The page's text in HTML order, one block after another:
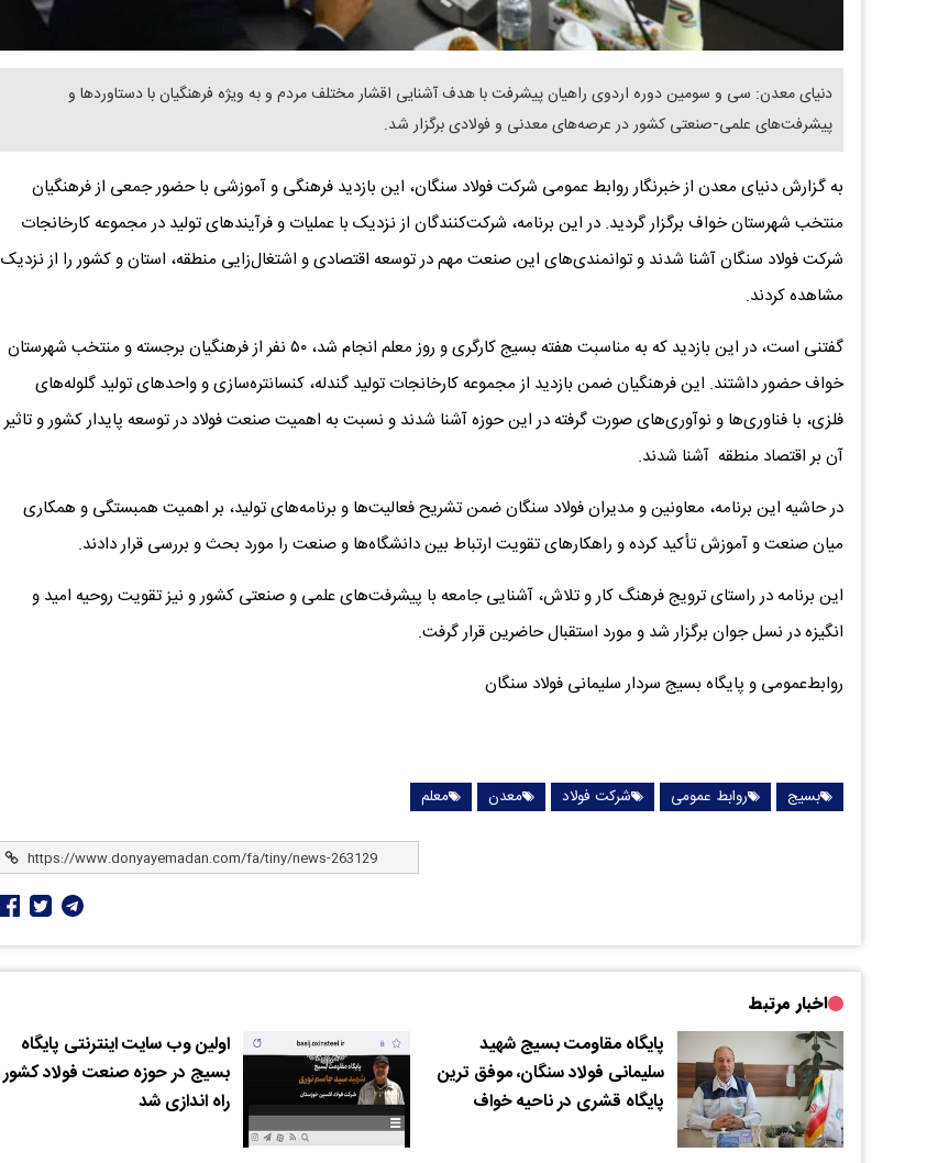
دنیای معدن: سی و سومین دوره اردوی راهیان پیشرفت با هدف آشنایی اقشار مختلف مردم و به ویژه فرهنگیان با دستاوردها و
پیشرفت‌های علمی-صنعتی کشور در عرصه‌های معدنی و فولادی برگزار شد.
به گزارش دنیای معدن از خبرنگار روابط عمومی شرکت فولاد سنگان، این بازدید فرهنگی و آموزشی با حضور جمعی از فرهنگیان
منتخب شهرستان خواف برگزار گردید. در این برنامه، شرکت‌کنندگان از نزدیک با عملیات و فرآیندهای تولید در مجموعه کارخانجات
شرکت فولاد سنگان آشنا شدند و توانمندی‌های این صنعت مهم در توسعه اقتصادی و اشتغال‌زایی منطقه، استان و کشور را از نزدیک
مشاهده کردند.
گفتنی است، در این بازدید که به مناسبت هفته بسیج کارگری و روز معلم انجام شد، ۵۰ نفر از فرهنگیان برجسته و منتخب شهرستان
خواف حضور داشتند. این فرهنگیان ضمن بازدید از مجموعه کارخانجات تولید گندله، کنسانتره‌سازی و واحدهای تولید گلوله‌های
فلزی، با فناوری‌ها و نوآوری‌های صورت گرفته در این حوزه‌ آشنا شدند و نسبت به اهمیت صنعت فولاد در توسعه پایدار کشور و تاثیر
آن بر اقتصاد منطقه آشنا شدند.
در حاشیه این برنامه، معاونین و مدیران فولاد سنگان ضمن تشریح فعالیت‌ها و برنامه‌های تولید، بر اهمیت همبستگی و همکاری
میان صنعت و آموزش تأکید کرده و راهکارهای تقویت ارتباط بین دانشگاه‌ها و صنعت را مورد بحث و بررسی قرار دادند.
این برنامه در راستای ترویج فرهنگ کار و تلاش، آشنایی جامعه با پیشرفت‌های علمی و صنعتی کشور و نیز تقویت روحیه امید و
انگیزه در نسل جوان برگزار شد و مورد استقبال حاضرین قرار گرفت.
روابط‌عمومی و پایگاه بسیج سردار سلیمانی فولاد سنگان
بسیج روابط عمومی شرکت فولاد معدن معلم
اخبار مرتبط
پایگاه مقاومت بسیج شهید
سلیمانی فولاد سنگان، موفق ترین
پایگاه قشری در ناحیه خواف
اولین وب سایت اینترنتی پایگاه
بسیج در حوزه صنعت فولاد کشور
راه اندازی شد